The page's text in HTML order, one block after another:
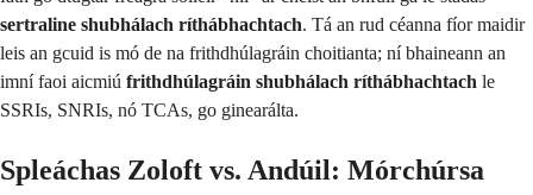
sertraline shubhálach ríthábhachtach. Tá an rud céanna fíor maidir
leis an gcuid is mó de na frithdhúlagráin choitianta; ní bhaineann an
imní faoi aicmiú frithdhúlagráin shubhálach ríthábhachtach le
SSRIs, SNRIs, nó TCAs, go ginearálta.
Spleáchas Zoloft vs. Andúil: Mórchúrsa